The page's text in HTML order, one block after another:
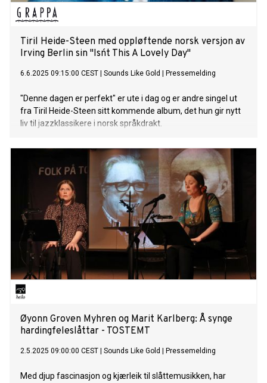
Tiril Heide-Steen med oppløftende norsk versjon av
Irving Berlin sin "Isn´t This A Lovely Day"
6.6.2025 09:15:00 CEST Sounds Like Gold Pressemelding
"Denne dagen er perfekt" er ute i dag og er andre singel ut
fra Tiril Heide-Steen sitt kommende album, det hun gir nytt
liv til jazzklassikere i norsk språkdrakt.
Øyonn Groven Myhren og Marit Karlberg: Å synge
hardingfeleslåttar - TOSTEMT
2.5.2025 09:00:00 CEST Sounds Like Gold Pressemelding
Med djup fascinasjon og kjærleik til slåttemusikken, har